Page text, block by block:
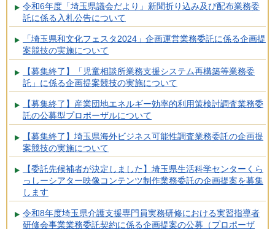
令和6年度「埼玉県議会だより」新聞折り込み及び配布業務委
託に係る入札公告について
「埼玉県和文化フェスタ2024」企画運営業務委託に係る企画提
案競技の実施について
【募集終了】「児童相談所業務支援システム再構築等業務委
託」に係る企画提案競技の実施について
【募集終了】産業団地エネルギー効率的利用策検討調査業務委
託の公募型プロポーザルについて
【募集終了】埼玉県海外ビジネス可能性調査業務委託の企画提
案競技の実施について
【委託先候補者が決定しました】埼玉県生活科学センターくら
っしーシアター映像コンテンツ制作業務委託の企画提案を募集
します
令和8年度埼玉県介護支援専門員実務研修における実習指導者
研修会事業業務委託契約に係る企画提案の公募（プロポーザ